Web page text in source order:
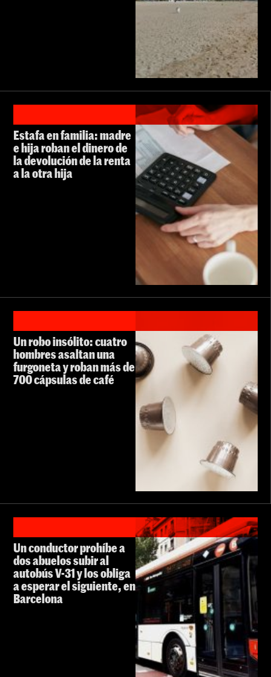
Estafa en familia: madre
e hija roban el dinero de
la devolución de la renta
a la otra hija
Un robo insólito: cuatro
hombres asaltan una
furgoneta y roban más de
700 cápsulas de café
Un conductor prohíbe a
dos abuelos subir al
autobús V-31 y los obliga
a esperar el siguiente, en
Barcelona